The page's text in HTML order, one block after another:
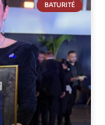
BATURITÉ